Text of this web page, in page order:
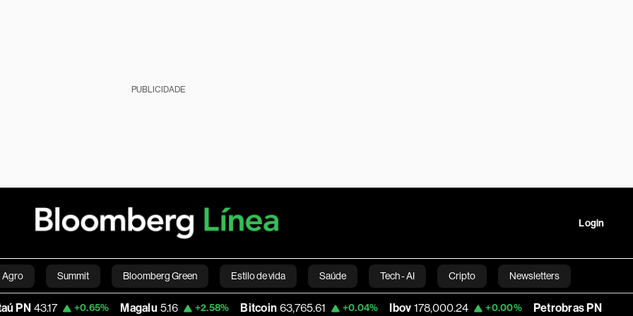
PUBLICIDADE
Login
Agro Summit Bloomberg Green Estilo de vida Saúde Tech - AI Cripto Newsletters
pessoais Viagens Internacional Brasil Startups Linha Executiva Opinião Vídeos
+0.65% Magalu 5.16 +2.58% Bitcoin 63,765.61 +0.04% Ibov 178,000.24 +0.00% Petrobras PN 43.05 -0.85%